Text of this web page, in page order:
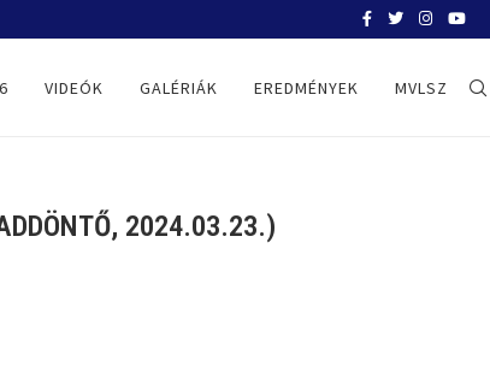
VIDEÓK GALÉRIÁK EREDMÉNYEK MVLSZ
2024.03.23.)